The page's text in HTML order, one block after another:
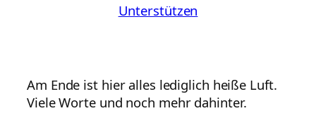
Unterstützen
Am Ende ist hier alles lediglich heiße Luft.
Viele Worte und noch mehr dahinter.